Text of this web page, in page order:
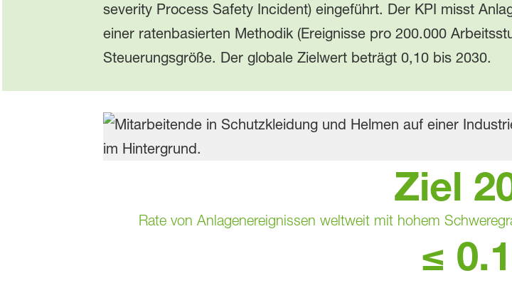
severity Process Safety Incident) eingeführt. Der KPI misst
einer ratenbasierten Methodik (Ereignisse pro 200.000
Steuerungsgröße. Der globale Zielwert beträgt 0,10 bis 2030.
Ziel
Rate von Anlagenereignissen weltweit mit hohem
≤